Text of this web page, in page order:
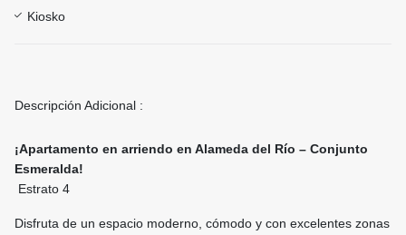
Kiosko
Descripción Adicional :
¡Apartamento en arriendo en Alameda del Río – Conjunto
Esmeralda!
Estrato 4
Disfruta de un espacio moderno, cómodo y con excelentes zonas